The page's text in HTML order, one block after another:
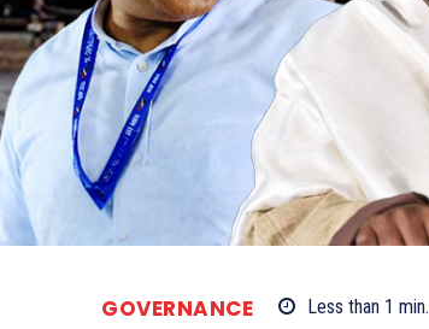
GOVERNANCE Less than 1 min.